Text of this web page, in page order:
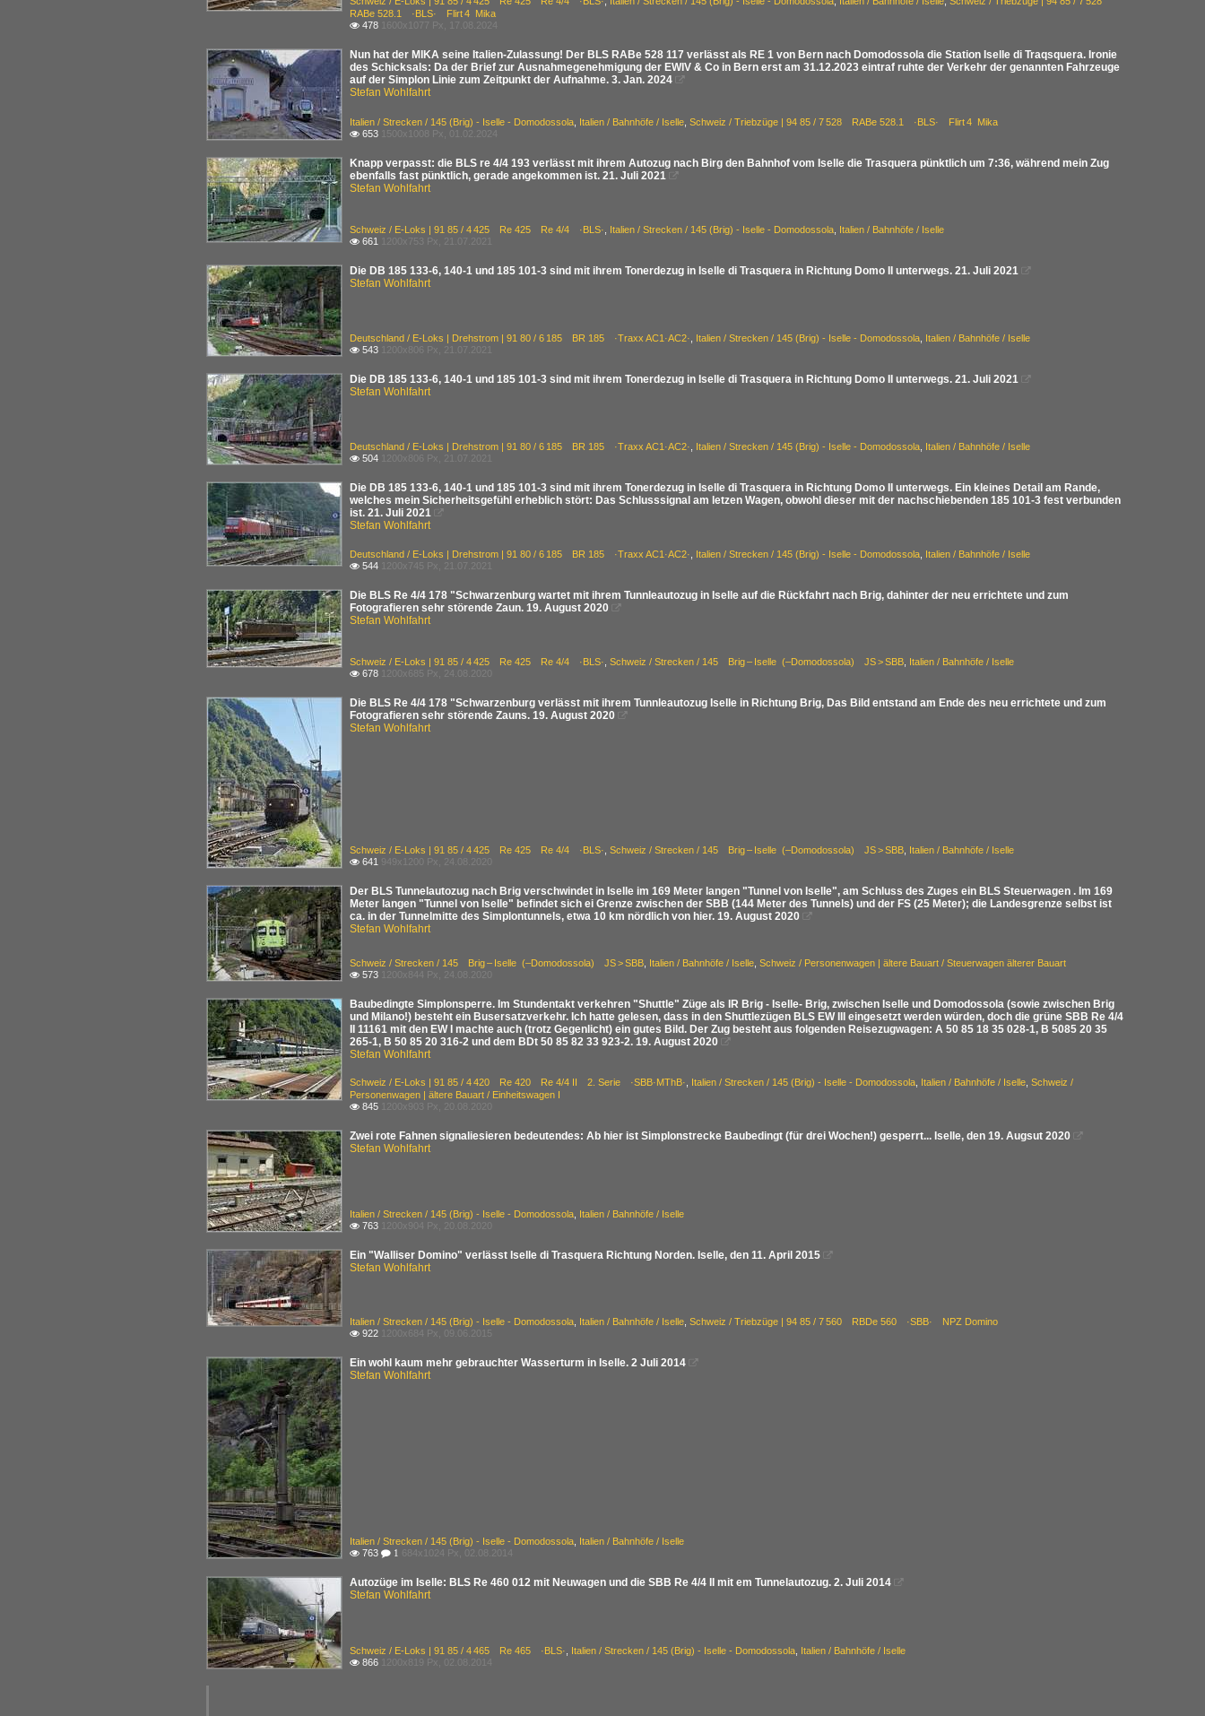
RABe 528.1 ·BLS· Flirt 4 Mika
 478 1600x1077 Px, 17.08.2024
Nun hat der MIKA seine Italien-Zulassung! Der BLS RABe 528 117 verlässt als RE 1 von Bern nach Domodossola die Station Iselle di Traqsquera. Ironie
des Schicksals: Da der Brief zur Ausnahmegenehmigung der EWIV & Co in Bern erst am 31.12.2023 eintraf ruhte der Verkehr der genannten Fahrzeuge
auf der Simplon Linie zum Zeitpunkt der Aufnahme. 3. Jan. 2024

Stefan Wohlfahrt
Italien / Strecken / 145 (Brig) - Iselle - Domodossola Italien / Bahnhöfe / Iselle Schweiz / Triebzüge | 94 85 / 7 528 RABe 528.1 ·BLS· Flirt 4 Mika
 653 1500x1008 Px, 01.02.2024
Knapp verpasst: die BLS re 4/4 193 verlässt mit ihrem Autozug nach Birg den Bahnhof vom Iselle die Trasquera pünktlich um 7:36, während mein Zug
ebenfalls fast pünktlich, gerade angekommen ist. 21. Juli 2021

Stefan Wohlfahrt
Schweiz / E-Loks | 91 85 / 4 425 Re 425 Re 4/4 ·BLS· Italien / Strecken / 145 (Brig) - Iselle - Domodossola Italien / Bahnhöfe / Iselle
 661 1200x753 Px, 21.07.2021
Die DB 185 133-6, 140-1 und 185 101-3 sind mit ihrem Tonerdezug in Iselle di Trasquera in Richtung Domo II unterwegs. 21. Juli 2021 
Stefan Wohlfahrt
Deutschland / E-Loks | Drehstrom | 91 80 / 6 185 BR 185 ·Traxx AC1·AC2· Italien / Strecken / 145 (Brig) - Iselle - Domodossola Italien / Bahnhöfe / Iselle
 543 1200x806 Px, 21.07.2021
Die DB 185 133-6, 140-1 und 185 101-3 sind mit ihrem Tonerdezug in Iselle di Trasquera in Richtung Domo II unterwegs. 21. Juli 2021 
Stefan Wohlfahrt
Deutschland / E-Loks | Drehstrom | 91 80 / 6 185 BR 185 ·Traxx AC1·AC2· Italien / Strecken / 145 (Brig) - Iselle - Domodossola Italien / Bahnhöfe / Iselle
 504 1200x806 Px, 21.07.2021
Die DB 185 133-6, 140-1 und 185 101-3 sind mit ihrem Tonerdezug in Iselle di Trasquera in Richtung Domo II unterwegs. Ein kleines Detail am Rande,
welches mein Sicherheitsgefühl erheblich stört: Das Schlusssignal am letzen Wagen, obwohl dieser mit der nachschiebenden 185 101-3 fest verbunden
ist. 21. Juli 2021

Stefan Wohlfahrt
Deutschland / E-Loks | Drehstrom | 91 80 / 6 185 BR 185 ·Traxx AC1·AC2· Italien / Strecken / 145 (Brig) - Iselle - Domodossola Italien / Bahnhöfe / Iselle
 544 1200x745 Px, 21.07.2021
Die BLS Re 4/4 178 "Schwarzenburg wartet mit ihrem Tunnleautozug in Iselle auf die Rückfahrt nach Brig, dahinter der neu errichtete und zum
Fotografieren sehr störende Zaun. 19. August 2020

Stefan Wohlfahrt
Schweiz / E-Loks | 91 85 / 4 425 Re 425 Re 4/4 ·BLS· Schweiz / Strecken / 145 Brig – Iselle (–Domodossola) JS > SBB Italien / Bahnhöfe / Iselle
 678 1200x685 Px, 24.08.2020
Die BLS Re 4/4 178 "Schwarzenburg verlässt mit ihrem Tunnleautozug Iselle in Richtung Brig, Das Bild entstand am Ende des neu errichtete und zum
Fotografieren sehr störende Zauns. 19. August 2020

Stefan Wohlfahrt
Schweiz / E-Loks | 91 85 / 4 425 Re 425 Re 4/4 ·BLS· Schweiz / Strecken / 145 Brig – Iselle (–Domodossola) JS > SBB Italien / Bahnhöfe / Iselle
 641 949x1200 Px, 24.08.2020
Der BLS Tunnelautozug nach Brig verschwindet in Iselle im 169 Meter langen "Tunnel von Iselle", am Schluss des Zuges ein BLS Steuerwagen . Im 169
Meter langen "Tunnel von Iselle" befindet sich ei Grenze zwischen der SBB (144 Meter des Tunnels) und der FS (25 Meter); die Landesgrenze selbst ist
ca. in der Tunnelmitte des Simplontunnels, etwa 10 km nördlich von hier. 19. August 2020

Stefan Wohlfahrt
Schweiz / Strecken / 145 Brig – Iselle (–Domodossola) JS > SBB Italien / Bahnhöfe / Iselle Schweiz / Personenwagen | ältere Bauart / Steuerwagen älterer Bauart
 573 1200x844 Px, 24.08.2020
Baubedingte Simplonsperre. Im Stundentakt verkehren "Shuttle" Züge als IR Brig - Iselle- Brig, zwischen Iselle und Domodossola (sowie zwischen Brig
und Milano!) besteht ein Busersatzverkehr. Ich hatte gelesen, dass in den Shuttlezügen BLS EW III eingesetzt werden würden, doch die grüne SBB Re 4/4
II 11161 mit den EW I machte auch (trotz Gegenlicht) ein gutes Bild. Der Zug besteht aus folgenden Reisezugwagen: A 50 85 18 35 028-1, B 5085 20 35
265-1, B 50 85 20 316-2 und dem BDt 50 85 82 33 923-2. 19. August 2020

Stefan Wohlfahrt
Schweiz / E-Loks | 91 85 / 4 420 Re 420 Re 4/4 II 2. Serie ·SBB·MThB· Italien / Strecken / 145 (Brig) - Iselle - Domodossola Italien / Bahnhöfe / Iselle Schweiz /
Personenwagen | ältere Bauart / Einheitswagen I
 845 1200x903 Px, 20.08.2020
Zwei rote Fahnen signaliesieren bedeutendes: Ab hier ist Simplonstrecke Baubedingt (für drei Wochen!) gesperrt... Iselle, den 19. Augsut 2020 
Stefan Wohlfahrt
Italien / Strecken / 145 (Brig) - Iselle - Domodossola Italien / Bahnhöfe / Iselle
 763 1200x904 Px, 20.08.2020
Ein "Walliser Domino" verlässt Iselle di Trasquera Richtung Norden. Iselle, den 11. April 2015 
Stefan Wohlfahrt
Italien / Strecken / 145 (Brig) - Iselle - Domodossola Italien / Bahnhöfe / Iselle Schweiz / Triebzüge | 94 85 / 7 560 RBDe 560 ·SBB· NPZ Domino
 922 1200x684 Px, 09.06.2015
Ein wohl kaum mehr gebrauchter Wasserturm in Iselle. 2 Juli 2014 
Stefan Wohlfahrt
Italien / Strecken / 145 (Brig) - Iselle - Domodossola Italien / Bahnhöfe / Iselle
 763  1 684x1024 Px, 02.08.2014
Autozüge im Iselle: BLS Re 460 012 mit Neuwagen und die SBB Re 4/4 II mit em Tunnelautozug. 2. Juli 2014 
Stefan Wohlfahrt
Schweiz / E-Loks | 91 85 / 4 465 Re 465 ·BLS· Italien / Strecken / 145 (Brig) - Iselle - Domodossola Italien / Bahnhöfe / Iselle
 866 1200x819 Px, 02.08.2014